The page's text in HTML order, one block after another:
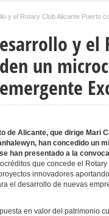
y el Rotary Club Alicante Puerto
y el
un
de Alicante, que dirige Mari
han concedido un
han presentado a la
que concede el
innovadores
el desarrollo de nuevas
en valor del patrimonio